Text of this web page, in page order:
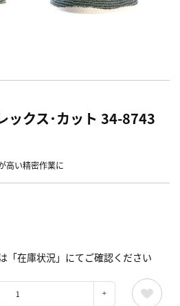
ックス･カット 34-8743
高い精密作業に
「在庫状況」にてご確認ください